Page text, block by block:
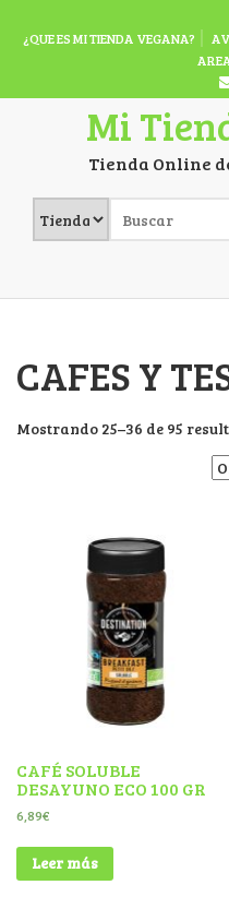
¿QUE ES MI TIENDA VEGANA?
Mi
Tienda Online
CAFES Y
Mostrando 25–36 de 95
CAFÉ SOLUBLE
DESAYUNO ECO 100 GR
6,89€
Leer más